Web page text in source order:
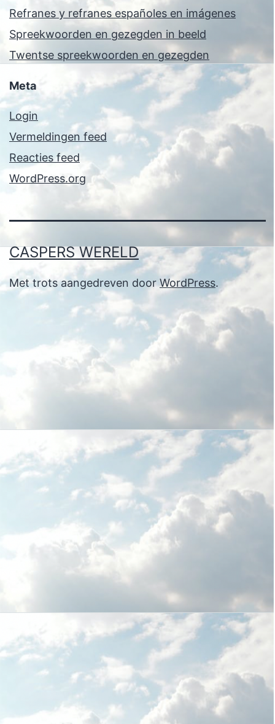
Refranes y refranes españoles en imágenes
Spreekwoorden en gezegden in beeld
Twentse spreekwoorden en gezegden
Meta
Login
Vermeldingen feed
Reacties feed
WordPress.org
CASPERS WERELD
Met trots aangedreven doorWordPress.